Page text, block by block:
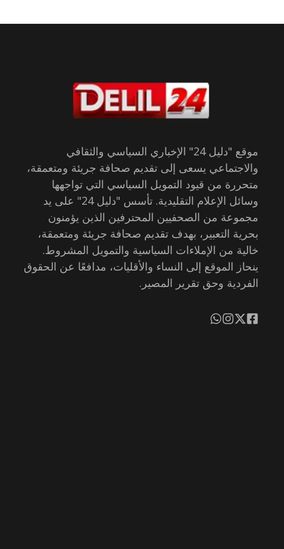
موقع "دليل 24" الإخباري السياسي والثقافي
والاجتماعي يسعى إلى تقديم صحافة جريئة ومتعمقة،
متحررة من قيود التمويل السياسي التي تواجهها
وسائل الإعلام التقليدية. تأسس "دليل 24" على يد
مجموعة من الصحفيين المحترفين الذين يؤمنون
بحرية التعبير، بهدف تقديم صحافة جريئة ومتعمقة،
خالية من الإملاءات السياسية والتمويل المشروط.
ينحاز الموقع إلى النساء والأقليات، مدافعًا عن الحقوق
الفردية وحق تقرير المصير.